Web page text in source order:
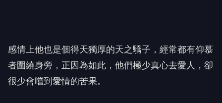
感情上他也是個得天獨厚的天之驕子，經常都有仰慕
者圍繞身旁，正因為如此，他們極少真心去愛人，卻
很少會嚐到愛情的苦果。